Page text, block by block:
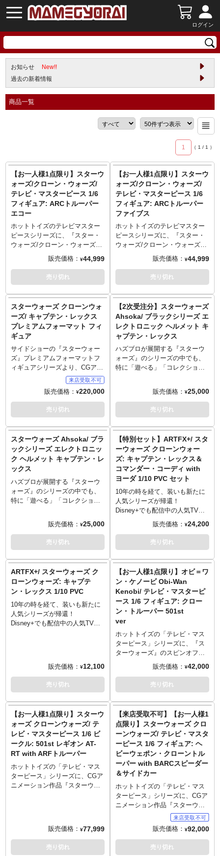
ログイン
お知らせ
New!!
過去の新着情報
商品一覧
1 （ 1 / 1 ）
【お一人様1点限り】スターウ
ォーズ/クローン・ウォーズ/
テレビ・マスターピース 1/6
フィギュア: ARCトルーパー
エコー
ホットトイズのテレビマスター
ピースシリーズに、『スター・
ウォーズ/クローン・ウォーズ』
から、第501大隊に所属するクロ
ーン・トルーパーのCT-1409、
惑星カミーノを防衛してARCト
ルーパーに昇格した通称エコー
イトを取り付けられるヘルメッ
ト状態と、眼球可動ギミック搭
載の素顔ヘッドの2種が新規造形
のヘッドパーツとして付属。ブ
ルーのマーキングが特徴的な装
甲服は、ルーキー時代にキャプ
テン・レックスが付けた手形を
象ったペイント、両肩に装着し
たポールドロン、腰のコマン
ド・スカートなど、質感やディ
テールにこだわり抜き、細部に
至るまで精巧な仕上がりに。付
的なアイテム。
※こちらの商品はお一人様1点ま
でのご予約・注文とさせていた
だきます。お一人様で複数のご
予約、同住所でのご予約・注文
が確認されましたらキャンセル
とさせていただく場合がござい
ますのでご注意ください。
ブラスター・カービン
付属品（アクセサリー）:
ヘルメット用パーツ（×2）
ミリタリー・バックパック
データパッド
差し替え用ハンドパーツ（×5）
特製台座
販売価格： ¥44,999
売り切れ
【お一人様1点限り】スターウ
ォーズ/クローン・ウォーズ/
テレビ・マスターピース 1/6
フィギュア: ARCトルーパー
ファイブス
ホットトイズのテレビマスター
ピースシリーズに、『スター・
ウォーズ/クローン・ウォーズ』
から、第501大隊に所属するクロ
ーン・トルーパーのCT-27-
5555、惑星カミーノを防衛して
ARCトルーパーに昇格した通称
で立体化され、赤いペイントが
あしらわれたヘルメット状態
と、タトゥーが入った眼球可動
ギミック搭載の素顔ヘッドの2種
が新規造形のヘッドパーツとし
て付属。ブルーのマーキングが
特徴的な装甲服は、両肩に装着
したポールドロン、腰のコマン
至るまで精巧な仕上がりに。付
属の豊富なアクセサリーも魅力
的なアイテム。
でのご予約・注文とさせていた
だきます。お一人様で複数のご
予約、同住所でのご予約・注文
が確認されましたらキャンセル
とさせていただく場合がござい
ますのでご注意ください。
付属品（武器）:
ブラスター・ピストル（×2）
ブラスター・ライフル
ロケットランチャー
サーマル・デトネーター（×2）
付属品（アクセサリー）:
ミリタリー・バックパック
データパッド
差し替え用ハンドパーツ（×5）
特製台座
販売価格： ¥44,999
売り切れ
スターウォーズ クローンウォ
ーズ/ キャプテン・レックス
プレミアムフォーマット フィ
ギュア
サイドショーの『スターウォー
ズ』プレミアムフォーマットフ
ィギュアシリーズより、CGアニ
メ作品『スター・ウォーズ：ク
ローン・ウォーズ』のキャプテ
ン・レックスが大迫力の高さ約
69cm × 幅約38cm × 奥行き約
38cmのスタチューとして立体
ト、特有の青いマーキングが施
されたアーマー、白煙を上げる
ジェットパックなど、細部に至
るまで精巧に造りこまれていま
す。台座は、崩壊したDSD1ドワ
ーフ・スパイダー・ドロイドが
造形されたジオラマ風。炎や白
煙が光るライトアップ機能を搭
ご予約をお願いいたします～
■ご予約時に、商品代金のうち
「\30,000」を内金として、同ペ
からお支払いいただきます。自
動メールとは別途送信いたしま
す、内金確認のメールをもって
【ご予約受付】となります。
■発売時期につきましては予定と
なりますため、大幅に遅れや前
倒しとなる場合もございます。
り配送指示をお願いします。そ
の際にお支払いいただく代金に
つきましては内金を引いた差額
© & TM Lucasfilm Ltd.
販売価格： ¥220,000
売り切れ
【2次受注分】スターウォーズ
Ahsoka/ ブラックシリーズ エ
レクトロニック ヘルメット キ
ャプテン・レックス
ハズブロが展開する『スターウ
ォーズ』のシリーズの中でも、
特に「遊べる」「コレクション
プリカ並のクオリティをみせる
ヘルメットシリーズから新作登
場です。Disney+の配信ドラマ
ン・レックス、そのヘルメット
を実際に装着可能な1/1スケール
で再現。特徴的なマーキング、
戦いの中で負った傷や汚れなど
をウェザリング追加。さらに、
左側面にあるボタンを押して話
すことで、クローントルーパー
の声に変化するボイスチェンジ
ャーも搭載。またレンジファイ
ドギミックも発動します。
※この商品は入荷数の減数など
によりご予約をキャンセル頂く
合がございます。
販売価格： ¥25,000
売り切れ
スターウォーズ Ahsoka/ ブラ
ックシリーズ エレクトロニッ
ク ヘルメット キャプテン・レ
ックス
ハズブロが展開する『スターウ
ォーズ』のシリーズの中でも、
特に「遊べる」「コレクション
プリカ並のクオリティをみせる
ヘルメットシリーズから新作登
販売価格： ¥25,000
売り切れ
【特別セット】ARTFX+/ スタ
ーウォーズ クローンウォー
ズ: キャプテン・レックス＆
コマンダー・コーディ with
ヨーダ 1/10 PVC セット
10年の時を経て、装いも新たに
人気シリーズが帰還！
Disney+でも配信中の人気TVア
ニメーションシリーズ『スター
ウォーズ クローンウォーズ』。
本アニメから人気の兵士「キャ
プテン・レックス」「コマンダ
変えて再生産！アナキンに仕え
た通称「レックス」ことCT-
7567、オビ＝ワンに仕えた通称
「コーディ」ことCC-2224、ど
ちらも個性の強い人気キャラ。
それぞれシンプルかつ、再現度
の高いポーズが採用されまし
た。足裏にはマグネットが内蔵
され、付属の鉄板入り台座を使
って簡単にディスプレイが可能
れぞれボーナスパーツが付属
し、それを組み合わせるとヨー
ダが完成！2つで3体が楽しめ
も魅力的です。
販売価格： ¥24,200
売り切れ
ARTFX+/ スターウォーズ ク
ローンウォーズ: キャプテ
ン・レックス 1/10 PVC
10年の時を経て、装いも新たに
人気シリーズが帰還！
Disney+でも配信中の人気TVア
様を変えて再生産！通称「レッ
クス」ことCT-7567は、ジェダ
イ騎士であるアナキン・スカイ
ーズを通して人気のキャラ。ブ
ラスターを構えた、シンプルか
つ、再現度の高いポーズが採用
されました。足裏にはマグネッ
トが内蔵され、付属の鉄板入り
台座を使って簡単にディスプレ
イが可能です。さらに！同時ラ
インナップするコマンダー・コ
ーディ（別売）に付属するボー
販売価格： ¥12,100
売り切れ
【お一人様1点限り】オビ＝ワ
ン・ケノービ Obi-Wan
Kenobi/ テレビ・マスターピ
ース 1/6 フィギュア: クロー
ン・トルーパー 501st
ver
ホットトイズの「テレビ・マス
ターピース」シリーズに、『ス
ターウォーズ』のスピンオフ作
品『Obi-Wan Kenobi』よりクロ
ーン・トルーパーがラインナッ
プ。第501大隊のトルーパーの姿
を、全高約30センチ、30箇所以
化。新規造型となった装甲服は
ヘルメットやアーマー、ユーテ
ィリティベルト、インナーな
ど、質感やディテールにこだわ
り抜き、細部に至るまで精巧な
仕上がり。傷や汚れなどのウェ
ザリングも追加。ブラスター、
ブラスターライフル、サーマル
デトネーター、多彩な差し替え
用ハンドパーツ、床面が造形さ
れた台座を使用すれば、さまざ
まな劇中シーンが演出可能。
※こちらの商品はお一人様1点ま
でのご予約・注文とさせていた
だきます。お一人様で複数のご
予約、同住所でのご予約・注文
販売価格： ¥42,000
売り切れ
【お一人様1点限り】スターウ
ォーズ クローンウォーズ/ テ
レビ・マスターピース 1/6 ビ
ークル: 501st レギオン AT-
RT with ARFトルーパー
ホットトイズの「テレビ・マス
ターピース」シリーズに、CGア
ニメーション作品『スターウォ
地にブルーのマーキングが施さ
れたAT-RTを、最大全高約64セ
ンチ、16箇所以上可動のビーク
販売価格： ¥77,999
売り切れ
【来店受取不可】【お一人様1
点限り】スターウォーズ クロ
ーンウォーズ/ テレビ・マスタ
ーピース 1/6 フィギュア: ヘ
ビーウェポン・クローントル
ーパー with BARCスピーダー
＆サイドカー
ホットトイズの「テレビ・マス
ターピース」シリーズに、CGア
ニメーション作品『スターウォ
ーズ クローンウォーズ』よりヘ
ビーウェポン・クローントルー
パーがサイドカー付きBARCス
ピーダーとのセットでラインナ
ップ。トルーパーは30箇所以上
販売価格： ¥92,000
売り切れ